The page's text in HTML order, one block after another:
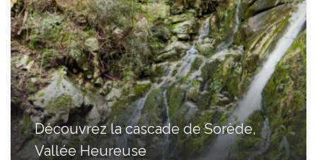
Découvrez la cascade de Sorède,
Vallée Heureuse